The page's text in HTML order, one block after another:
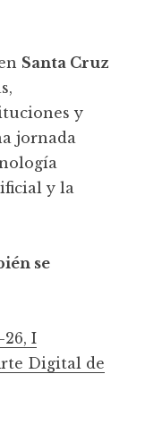
Santa Cruz
y
jornada
y la
se
26, I
Digital de